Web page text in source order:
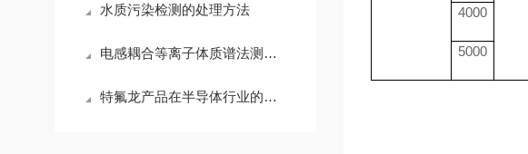
水质污染检测的处理方法
电感耦合等离子体质谱法测定岩浆岩中稀有元素
特氟龙产品在半导体行业的应用与发展
4000
5000